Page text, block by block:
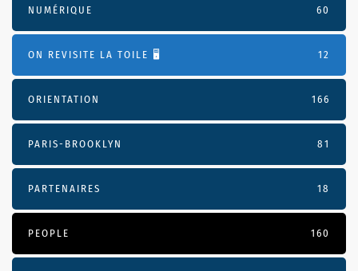
NUMÉRIQUE 60
ON REVISITE LA TOILE 🖥️ 12
ORIENTATION 166
PARIS-BROOKLYN 81
PARTENAIRES 18
PEOPLE 160